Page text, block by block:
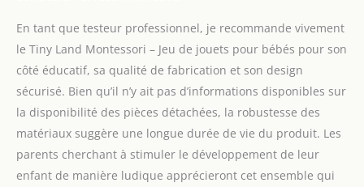
précieuse offre des
conseils, des activités et
des connaissances pour
promouvoir la croissance
et le développement de
leur bébé à cette étape
cruciale.
En tant que testeur professionnel, je recommande vivement
le Tiny Land Montessori – Jeu de jouets pour bébés pour son
côté éducatif, sa qualité de fabrication et son design
sécurisé. Bien qu’il n’y ait pas d’informations disponibles sur
la disponibilité des pièces détachées, la robustesse des
matériaux suggère une longue durée de vie du produit. Les
parents cherchant à stimuler le développement de leur
enfant de manière ludique apprécieront cet ensemble qui